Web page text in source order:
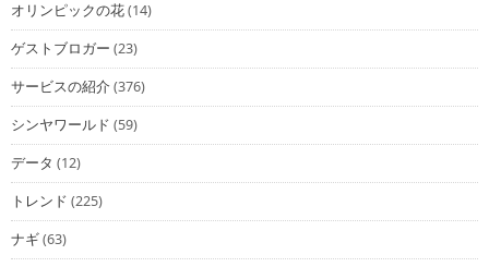
オリンピックの花(14)
ゲストブロガー (23)
サービスの紹介(376)
シンヤワールド (59)
データ (12)
トレンド (225)
ナギ(63)